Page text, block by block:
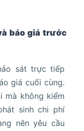
báo giá trước
sát trực tiếp
giá cuối cùng.
mà không kiểm
sinh chi phí
nên yêu cầu